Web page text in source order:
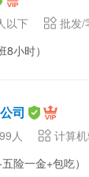
以下
批发/
小时）
司
人
计算
险一金+包吃）